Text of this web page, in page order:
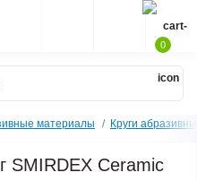
0
материалы Круги
SMIRDEX Ceramic